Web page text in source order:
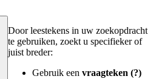
Door leestekens in uw zoekopdracht
te gebruiken, zoekt u specifieker of
juist breder:
Gebruik een vraagteken (?)